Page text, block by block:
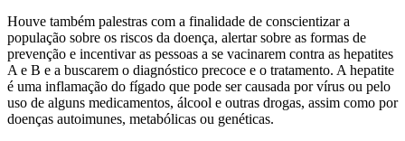
Houve também palestras com a finalidade de conscientizar a
população sobre os riscos da doença, alertar sobre as formas de
prevenção e incentivar as pessoas a se vacinarem contra as hepatites
A e B e a buscarem o diagnóstico precoce e o tratamento. A hepatite
é uma inflamação do fígado que pode ser causada por vírus ou pelo
uso de alguns medicamentos, álcool e outras drogas, assim como por
doenças autoimunes, metabólicas ou genéticas.